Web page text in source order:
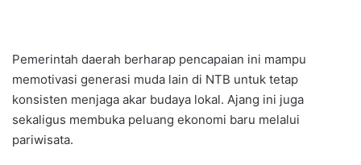
Pemerintah daerah berharap pencapaian ini mampu
memotivasi generasi muda lain di NTB untuk tetap
konsisten menjaga akar budaya lokal. Ajang ini juga
sekaligus membuka peluang ekonomi baru melalui
pariwisata.